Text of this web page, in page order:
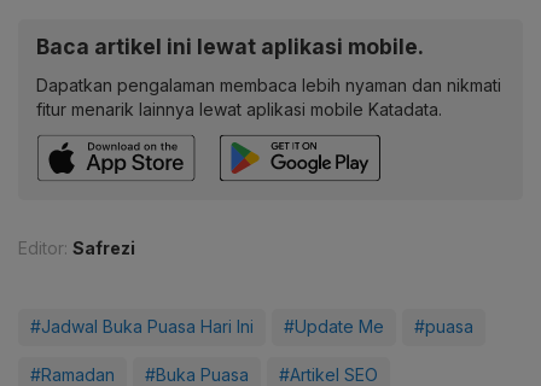
Baca artikel ini lewat aplikasi mobile.
Dapatkan pengalaman membaca lebih nyaman dan nikmati
fitur menarik lainnya lewat aplikasi mobile Katadata.
Editor: Safrezi
#Jadwal Buka Puasa Hari Ini #Update Me #puasa
#Ramadan #Buka Puasa #Artikel SEO